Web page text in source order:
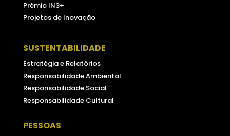
Prémio IN3+
Projetos de Inovação
SUSTENTABILIDADE
Estratégia e Relatórios
Responsabilidade Ambiental
Responsabilidade Social
Responsabilidade Cultural
PESSOAS